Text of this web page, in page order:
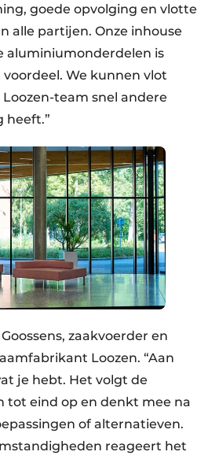
goede opvolging en vlotte
alle partijen. Onze inhouse
aluminiumonderdelen is
We kunnen vlot
team snel andere
heeft.”
zaakvoerder en
Loozen. “Aan
je hebt. Het volgt de
tot eind op en denkt mee na
of alternatieven.
reageert het